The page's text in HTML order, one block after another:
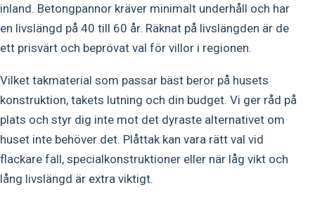
inland. Betongpannor kräver minimalt underhåll och har
en livslängd på 40 till 60 år. Räknat på livslängden är de
ett prisvärt och beprövat val för villor i regionen.
Vilket takmaterial som passar bäst beror på husets
konstruktion, takets lutning och din budget. Vi ger råd på
plats och styr dig inte mot det dyraste alternativet om
huset inte behöver det. Plåttak kan vara rätt val vid
flackare fall, specialkonstruktioner eller när låg vikt och
lång livslängd är extra viktigt.